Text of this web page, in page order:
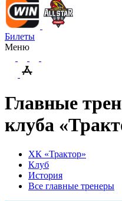
Билеты
Меню
Главные
клуба
ХК «Трактор»
Клуб
История
Все главные тренеры